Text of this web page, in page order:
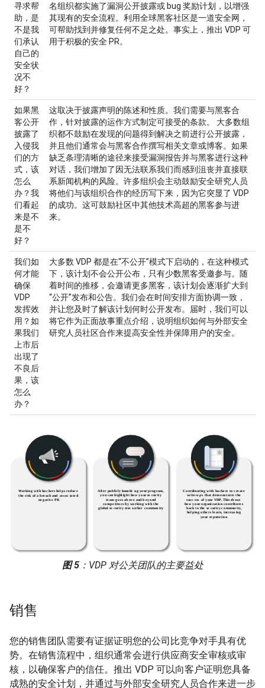
寻求帮
助，是
不是我
们承认
自己的
安全状
况不
好？
名组织都实施了漏洞公开披露或 bug 奖励计划，以增强
其现有的安全流程。利用全球黑客社区是一道安全网，
可帮助找到并修复任何不足之处。事实上，推出 VDP 可
用于积极的安全 PR。
如果黑
客公开
披露了
入侵我
们的方
式，该
怎么
办？我
们看起
来是不
是不
好？
这取决于披露声明的陈述和性质。我们需要与黑客合
作，针对披露的运作方式制定可接受的条款。 大多数组
织都不鼓励在发现的问题得到解决之前进行公开披露，
并且他们通常会与黑客合作撰写相关文章或博客。如果
缺乏条理清晰的途径来接受漏洞报告并与黑客进行这种
对话，我们增加了因无法联系我们而感到沮丧并直接联
系新闻机构的风险。许多组织会主动鼓励安全研究人员
将他们与该组织合作的经历写下来，因为它突显了 VDP
的成功。这可鼓励社区中其他技术高超的黑客参与进
来。
我们如
何才能
确保
VDP
发挥效
用？如
果我们
上市后
出现了
不良后
果，该
怎么
办？
大多数 VDP 都是在“不公开”模式下启动的，在这种模式
下，该计划不会公开公布，只有少数黑客受邀参与。随
着时间的推移，会邀请更多黑客，该计划会逐渐扩大到
“公开”发布和公告。我们会在时间安排方面协调一致，
并让您及时了解该计划何时公开发布。届时，我们可以
将它作为正面故事重点介绍，说明组织如何与外部安全
研究人员社区合作来提高安全性并保障用户的安全。
图 5：VDP 对公关团队的主要益处
销售
您的销售团队需要有证据证明您的公司比竞争对手具有优
势。在销售流程中，组织通常会进行供应商安全审核或审
核，以确保客户的信任。推出 VDP 可以向客户证明您具备
成熟的安全计划，并通过与外部安全研究人员合作来进一步